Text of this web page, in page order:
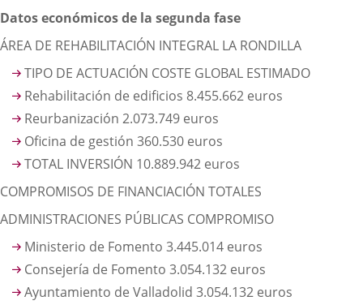
Datos económicos de la segunda fase
ÁREA DE REHABILITACIÓN INTEGRAL LA RONDILLA
TIPO DE ACTUACIÓN COSTE GLOBAL ESTIMADO
Rehabilitación de edificios 8.455.662 euros
Reurbanización 2.073.749 euros
Oficina de gestión 360.530 euros
TOTAL INVERSIÓN 10.889.942 euros
COMPROMISOS DE FINANCIACIÓN TOTALES
ADMINISTRACIONES PÚBLICAS COMPROMISO
Ministerio de Fomento 3.445.014 euros
Consejería de Fomento 3.054.132 euros
Ayuntamiento de Valladolid 3.054.132 euros